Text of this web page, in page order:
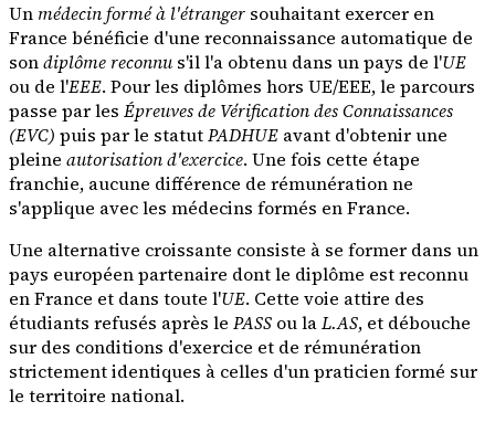
Un médecin formé à l'étranger souhaitant exercer en
France bénéficie d'une reconnaissance automatique de
sondiplôme reconnu s'il l'a obtenu dans un pays de l'UE
ou de l'EEE. Pour les diplômes hors UE/EEE, le parcours
passe par les Épreuves de Vérification des Connaissances
(EVC) puis par le statutPADHUE avant d'obtenir une
pleine autorisation d'exercice. Une fois cette étape
franchie, aucune différence de rémunération ne
s'applique avec les médecins formés en France.
Une alternative croissante consiste à se former dans un
pays européen partenaire dont le diplôme est reconnu
en France et dans toute l'UE. Cette voie attire des
étudiants refusés après le PASS ou laL.AS, et débouche
sur des conditions d'exercice et de rémunération
strictement identiques à celles d'un praticien formé sur
le territoire national.